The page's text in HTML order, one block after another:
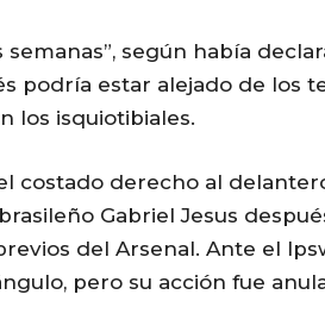
según había
podría estar alejado de los
los isquiotibiales.
costado derecho al
Gabriel Jesus
del Arsenal. Ante el
pero su acción fue